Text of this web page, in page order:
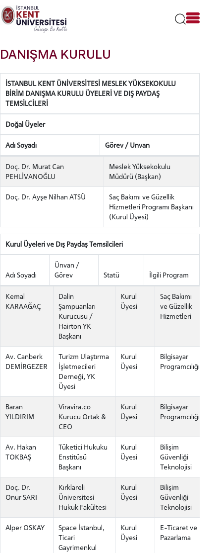
Lütfen
dikkat:
Bu
bir
sistemi
içerir.
DANIŞMA KURULU
İSTANBUL KENT ÜNİVERSİTESİ MESLEK YÜKSEKOKULU
BİRİM DANIŞMA KURULU ÜYELERİ VE DIŞ PAYDAŞ
TEMSİLCİLERİ
Doğal Üyeler
Adı Soyadı Görev / Unvan
Doç. Dr. Murat Can
PEHLİVANOĞLU
Meslek Yüksekokulu
Müdürü (Başkan)
Doç. Dr. Ayşe Nilhan ATSÜ
Saç Bakımı ve Güzellik
Hizmetleri Programı Başkanı
(Kurul Üyesi)
Kurul Üyeleri ve Dış Paydaş Temsilcileri
Adı Soyadı
Ünvan /
Görev
Statü İlgili Program
Kemal
KARAAĞAÇ
Dalin
Şampuanları
Kurucusu /
Hairton YK
Başkanı
Kurul
Üyesi
Saç Bakımı
ve Güzellik
Hizmetleri
Av. Canberk
DEMİRGEZER
Turizm Ulaştırma
İşletmecileri
Derneği, YK
Üyesi
Kurul
Üyesi
Bilgisayar
Programcılığı
Baran
YILDIRIM
Viravira.co
Kurucu Ortak &
CEO
Kurul
Üyesi
Bilgisayar
Programcılığı
Av. Hakan
TOKBAŞ
Tüketici Hukuku
Enstitüsü
Başkanı
Kurul
Üyesi
Bilişim
Güvenliği
Teknolojisi
Doç. Dr.
Onur SARI
Kırklareli
Üniversitesi
Hukuk Fakültesi
Kurul
Üyesi
Bilişim
Güvenliği
Teknolojisi
Alper OSKAY
Space İstanbul,
Ticari
Gayrimenkul
Kurul
Üyesi
E-Ticaret ve
Pazarlama